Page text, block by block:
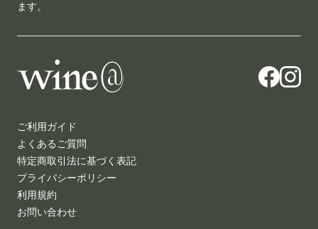
ます。
ご利用ガイド
よくあるご質問
特定商取引法に基づく表記
プライバシーポリシー
利用規約
お問い合わせ